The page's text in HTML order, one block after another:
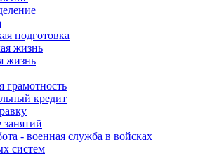
подготовка
жизнь
жизнь
грамотность
кредит
занятий
- военная служба в войсках
систем